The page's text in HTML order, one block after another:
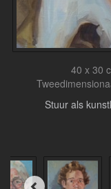
40 x 30
Stuur als